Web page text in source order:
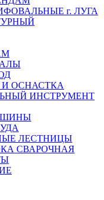
г. ЛУГА
ОСНАСТКА
ИНСТРУМЕНТ
ЛЕСТНИЦЫ
СВАРОЧНАЯ